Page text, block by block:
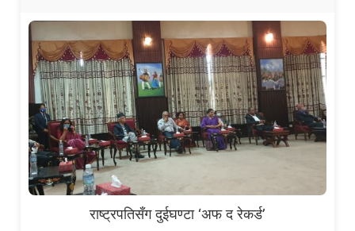
राष्ट्रपतिसँग दुईघण्टा ‘अफ द रेकर्ड’